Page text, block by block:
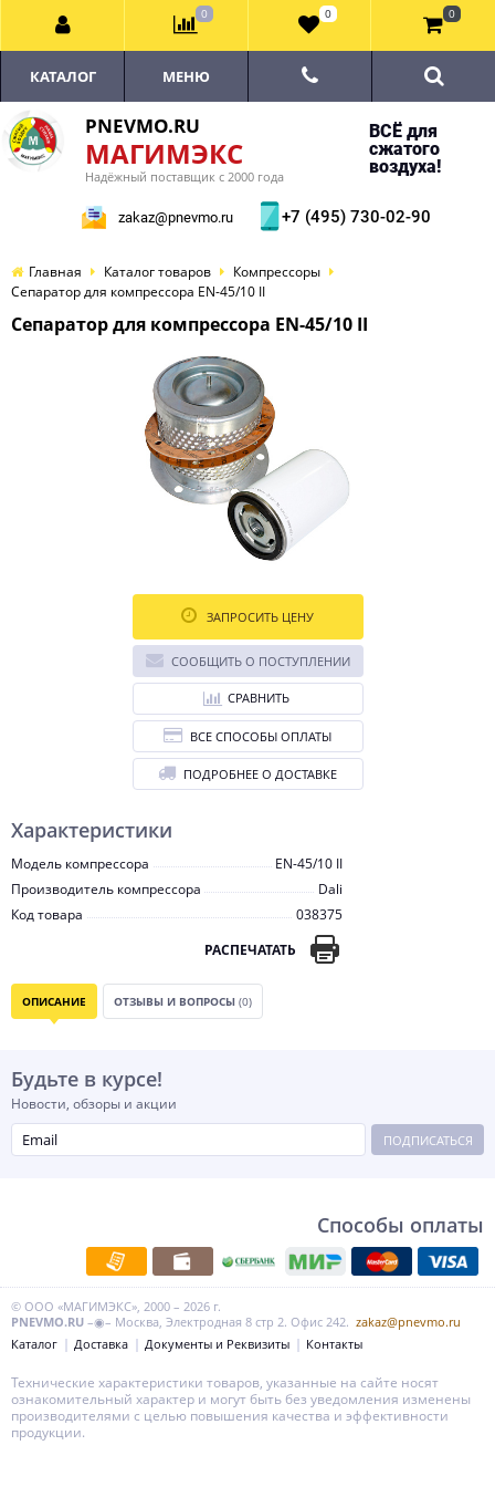
PNEVMO.RU
МАГИМЭКС
Надёжный поставщик с 2000 года
ВСЁ для
сжатого
воздуха!
zakaz@pnevmo.ru +7 (495) 730-02-90
КАТАЛОГ МЕНЮ
Главная Каталог товаров
Компрессоры
Сепаратор для компрессора EN-45/10 II
Сепаратор для компрессора EN-45/10 II
Характеристики
Модель компрессора
EN-45/10 II
Производитель компрессора
Dali
Код товара
038375
РАСПЕЧАТАТЬ
ЗАПРОСИТЬ ЦЕНУ
СООБЩИТЬ О ПОСТУПЛЕНИИ
СРАВНИТЬ
ВСЕ СПОСОБЫ ОПЛАТЫ
ПОДРОБНЕЕ О ДОСТАВКЕ
ОПИСАНИЕ ОТЗЫВЫ И ВОПРОСЫ (0)
Будьте в курсе!
Новости, обзоры и акции
ПОДПИСАТЬСЯ
Способы оплаты
© ООО «МАГИМЭКС», 2000 – 2026 г.
PNEVMO.RU –◉– Москва, Электродная 8 стр 2. Офис 242. zakaz@pnevmo.ru
Каталог
Доставка Документы и Реквизиты Контакты
0 0 0
Технические характеристики товаров, указанные на сайте носят
ознакомительный характер и могут быть без уведомления изменены
производителями с целью повышения качества и эффективности
продукции.